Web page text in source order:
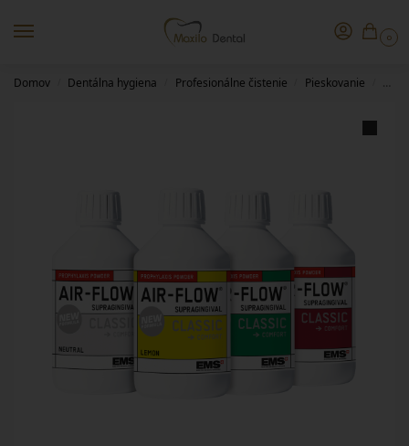
0
Domov Dentálna hygiena Profesionálne čistenie Pieskovanie AIR-